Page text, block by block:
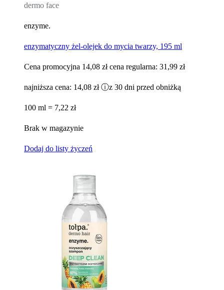
dermo face
enzyme.
enzymatyczny żel-olejek do mycia twarzy, 195 ml
Cena promocyjna 14,08 zł cena regularna: 31,99 zł
najniższa cena: 14,08 zł ⓘz 30 dni przed obniżką
100 ml = 7,22 zł
Brak w magazynie
Dodaj do listy życzeń